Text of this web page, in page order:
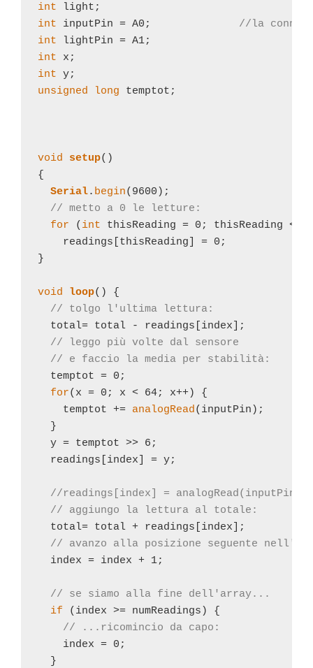
int
int inputPin = A0; //la
int
int
int
unsigned
long temptot;
void setup()
{
Serial. begin(9600);
// metto a 0 le letture:
for ( int thisReading = 0; thisReading <
readings[thisReading] = 0;
}
void loop() {
// tolgo l'ultima lettura:
total= total - readings[index];
// leggo più volte dal sensore
// e faccio la media per stabilità:
temptot = 0;
for(x = 0; x < 64; x++) {
temptot += analogRead(inputPin);
}
y = temptot >> 6;
readings[index] = y;
//readings[index] =
// aggiungo la lettura al totale:
total= total + readings[index];
// avanzo alla posizione seguente
index = index + 1;
// se siamo alla fine dell'array...
if (index >= numReadings) {
// ...ricomincio da capo:
index = 0;
}